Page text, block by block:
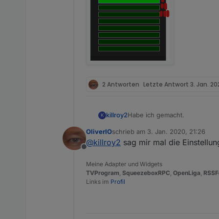
2 Antworten Letzte Antwort 3. Jan.
K killroy2Habe ich gemacht.
iobroker squeezeboxrpc -v
0.8.25
Was mir noch auffällt,
Offline
OliverIOschrieb am 3. Jan. 2020, 21:26
zuletzt editiert von
@killroy2 sag mir mal die
Meine Adapter und Widgets
TVProgram SqueezeboxRPC OpenLiga
Links im Profil